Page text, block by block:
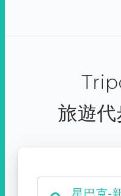
旅遊
大霸尖